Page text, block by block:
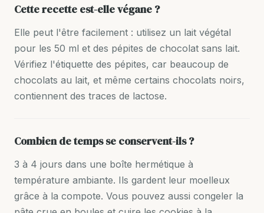
Cette recette est-elle végane ?
Elle peut l'être facilement : utilisez un lait végétal
pour les 50 ml et des pépites de chocolat sans lait.
Vérifiez l'étiquette des pépites, car beaucoup de
chocolats au lait, et même certains chocolats noirs,
contiennent des traces de lactose.
Combien de temps se conservent-ils ?
3 à 4 jours dans une boîte hermétique à
température ambiante. Ils gardent leur moelleux
grâce à la compote. Vous pouvez aussi congeler la